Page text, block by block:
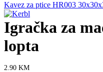
Kavez za ptice HR003
Igračka za
lopta
2.90 KM